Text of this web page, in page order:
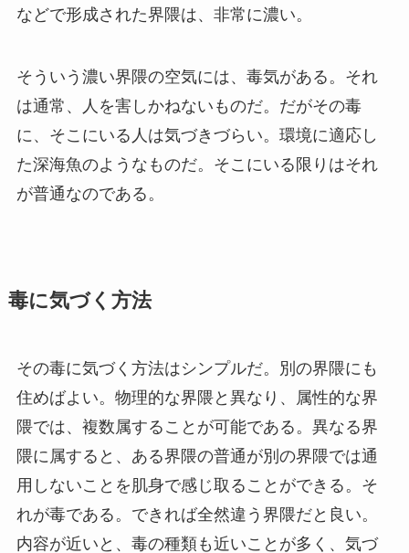
などで形成された界隈は、非常に濃い。
そういう濃い界隈の空気には、毒気がある。それ
は通常、人を害しかねないものだ。だがその毒
に、そこにいる人は気づきづらい。環境に適応し
た深海魚のようなものだ。そこにいる限りはそれ
が普通なのである。
毒に気づく方法
その毒に気づく方法はシンプルだ。別の界隈にも
住めばよい。物理的な界隈と異なり、属性的な界
隈では、複数属することが可能である。異なる界
隈に属すると、ある界隈の普通が別の界隈では通
用しないことを肌身で感じ取ることができる。そ
れが毒である。できれば全然違う界隈だと良い。
内容が近いと、毒の種類も近いことが多く、気づ